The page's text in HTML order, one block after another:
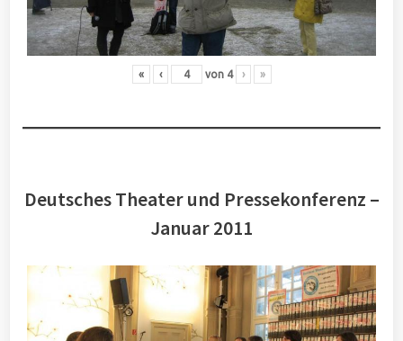
« ‹ von 4 › »
Deutsches Theater und Pressekonferenz –
Januar 2011